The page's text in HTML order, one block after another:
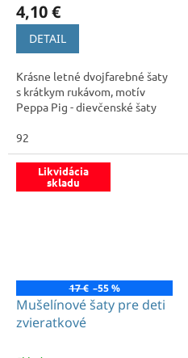
4,10 €
DETAIL
Krásne letné dvojfarebné šaty
s krátkym rukávom, motív
Peppa Pig - dievčenské šaty
92
Likvidácia
skladu
17 € –55 %
Mušelínové šaty pre deti
zvieratkové